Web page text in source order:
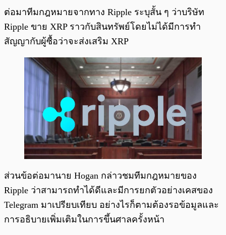
ต่อมาทีมกฎหมายจากทาง Ripple ระบุสั้น ๆ ว่าบริษัท
Ripple ขาย XRP ราวกับสินทรัพย์โดยไม่ได้มีการทำ
สัญญากับผู้ซื้อว่าจะส่งเสริม XRP
ส่วนข้อต่อมานาย Hogan กล่าวชมทีมกฎหมายของ
Ripple ว่าสามารถทำได้ดีและมีการยกตัวอย่างเคสของ
Telegram มาเปรียบเทียบ อย่างไรก็ตามต้องรอข้อมูลและ
การอธิบายเพิ่มเติมในการขึ้นศาลครั้งหน้า